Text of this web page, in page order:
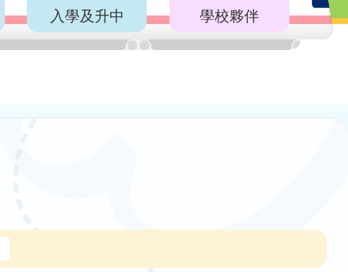
入學及升中 學校夥伴